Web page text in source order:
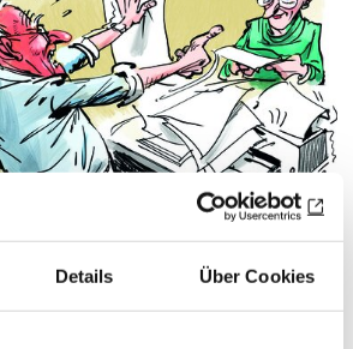
Details Über Cookies